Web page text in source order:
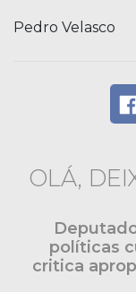
Pedro Velasco
OLÁ,
políticas
critica